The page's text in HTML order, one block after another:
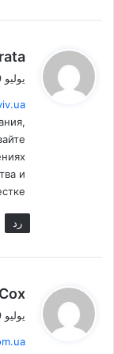
ي
ل
يوليو 19, 2026 الساعة 5:36 ص
и
رد
ي
ل
يوليو 19, 2026 الساعة 12:18 م